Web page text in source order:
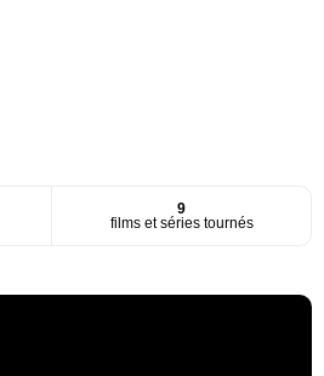
9
films et séries tournés